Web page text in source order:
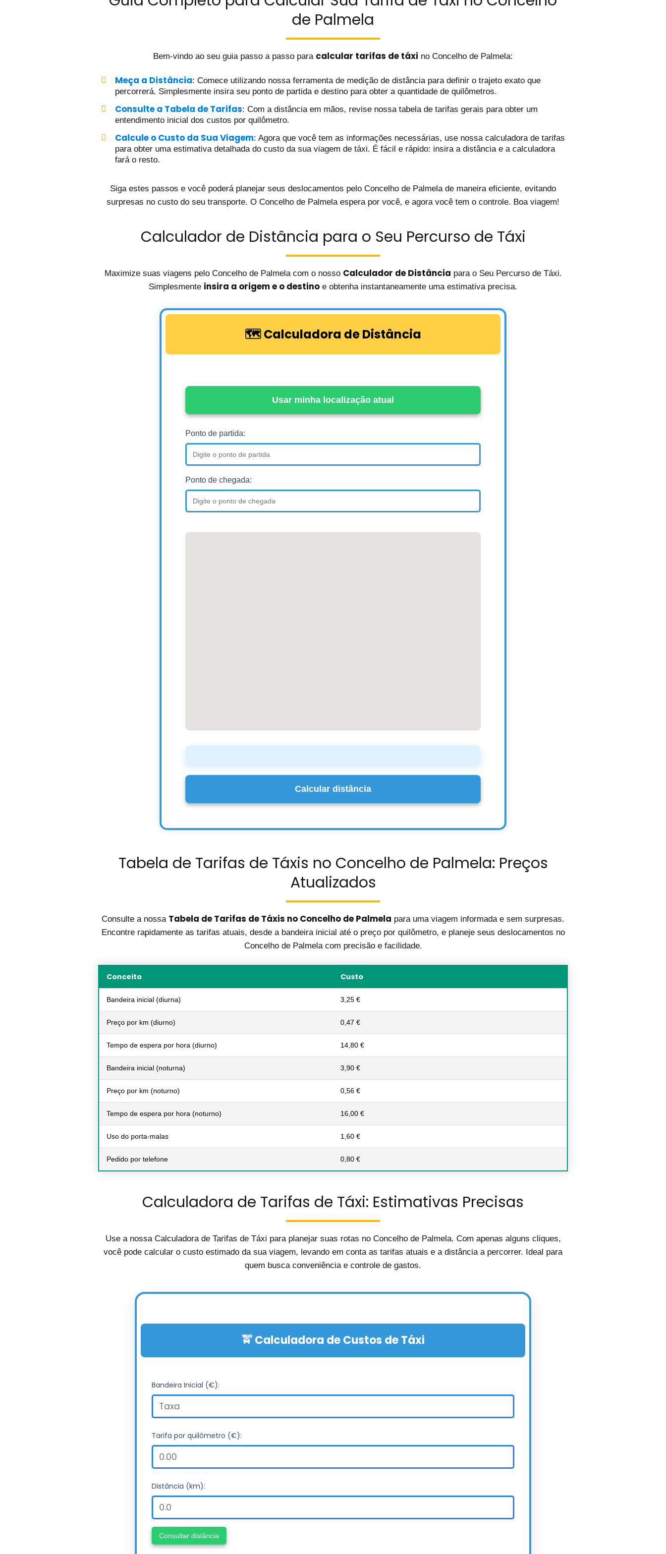
de Palmela
Bem-vindo ao seu guia passo a passo para calcular tarifas de táxi no Concelho de Palmela:
Meça a Distância: Comece utilizando nossa ferramenta de medição de distância para definir o trajeto exato que
percorrerá. Simplesmente insira seu ponto de partida e destino para obter a quantidade de quilômetros.
Consulte a Tabela de Tarifas: Com a distância em mãos, revise nossa tabela de tarifas gerais para obter um
entendimento inicial dos custos por quilômetro.
Calcule o Custo da Sua Viagem: Agora que você tem as informações necessárias, use nossa calculadora de tarifas
para obter uma estimativa detalhada do custo da sua viagem de táxi. É fácil e rápido: insira a distância e a calculadora
fará o resto.
Siga estes passos e você poderá planejar seus deslocamentos pelo Concelho de Palmela de maneira eficiente, evitando
surpresas no custo do seu transporte. O Concelho de Palmela espera por você, e agora você tem o controle. Boa viagem!
Calculador de Distância para o Seu Percurso de Táxi
Maximize suas viagens pelo Concelho de Palmela com o nosso Calculador de Distância para o Seu Percurso de Táxi.
Simplesmente insira a origem e o destino e obtenha instantaneamente uma estimativa precisa.
🗺️ Calculadora de Distância
Usar minha localização atual
Ponto de partida:
Ponto de chegada:
Calcular distância
Tabela de Tarifas de Táxis no Concelho de Palmela: Preços
Atualizados
Consulte a nossa Tabela de Tarifas de Táxis no Concelho de Palmela para uma viagem informada e sem surpresas.
Encontre rapidamente as tarifas atuais, desde a bandeira inicial até o preço por quilômetro, e planeje seus deslocamentos no
Concelho de Palmela com precisão e facilidade.
Conceito Custo
Bandeira inicial (diurna) 3,25 €
Preço por km (diurno) 0,47 €
Tempo de espera por hora (diurno) 14,80 €
Bandeira inicial (noturna) 3,90 €
Preço por km (noturno) 0,56 €
Tempo de espera por hora (noturno) 16,00 €
Uso do porta-malas 1,60 €
Pedido por telefone 0,80 €
Calculadora de Tarifas de Táxi: Estimativas Precisas
Use a nossa Calculadora de Tarifas de Táxi para planejar suas rotas no Concelho de Palmela. Com apenas alguns cliques,
você pode calcular o custo estimado da sua viagem, levando em conta as tarifas atuais e a distância a percorrer. Ideal para
quem busca conveniência e controle de gastos.
Bandeira Inicial (€):
Tarifa por quilômetro (€):
Distância (km):
Consultar distância
Taxa de bagagem